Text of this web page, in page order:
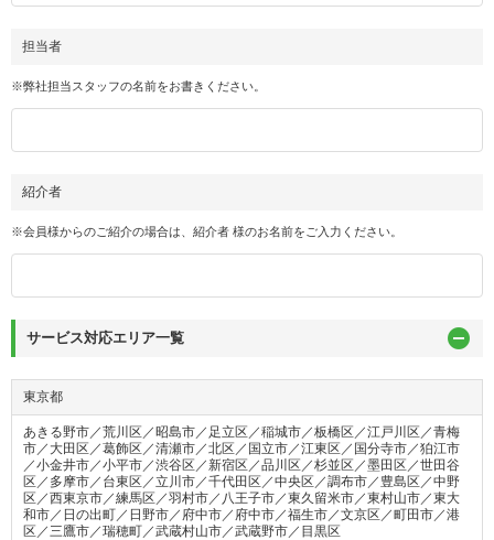
担当者
※弊社担当スタッフの名前をお書きください。
紹介者
※会員様からのご紹介の場合は、紹介者 様のお名前をご入力ください。
サービス対応エリア一覧 
東京都
あきる野市／荒川区／昭島市／足立区／稲城市／板橋区／江戸川区／青梅
市／大田区／葛飾区／清瀬市／北区／国立市／江東区／国分寺市／狛江市
／小金井市／小平市／渋谷区／新宿区／品川区／杉並区／墨田区／世田谷
区／多摩市／台東区／立川市／千代田区／中央区／調布市／豊島区／中野
区／西東京市／練馬区／羽村市／八王子市／東久留米市／東村山市／東大
和市／日の出町／日野市／府中市／府中市／福生市／文京区／町田市／港
区／三鷹市／瑞穂町／武蔵村山市／武蔵野市／目黒区